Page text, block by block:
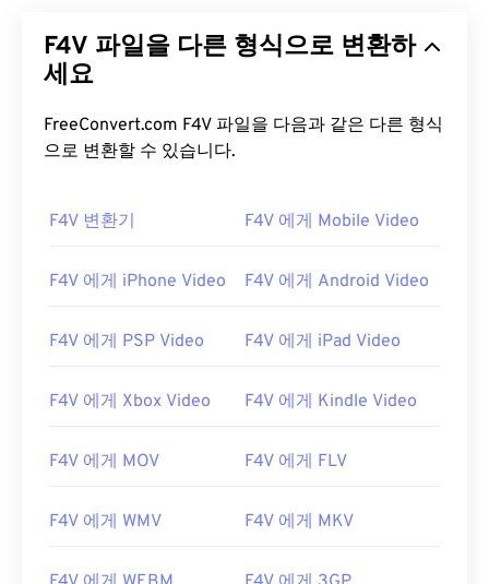
F4V 파일을 다른 형식으로 변환하
세요
FreeConvert.com F4V 파일을 다음과 같은 다른 형식
으로 변환할 수 있습니다.
F4V 변환기 F4V 에게 Mobile Video
F4V 에게 iPhone Video F4V 에게 Android Video
F4V 에게 PSP Video F4V 에게 iPad Video
F4V 에게 Xbox Video F4V 에게 Kindle Video
F4V 에게 MOV F4V 에게 FLV
F4V 에게 WMV F4V 에게 MKV